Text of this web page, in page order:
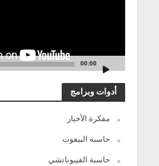
00:00
أدوات وبرامج
مفكرة الأخبار
حاسبة البيفوت
حاسبة الفيبوناتشي